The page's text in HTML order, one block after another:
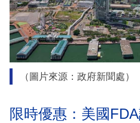
（圖片來源：政府新聞處）
限時優惠：美國